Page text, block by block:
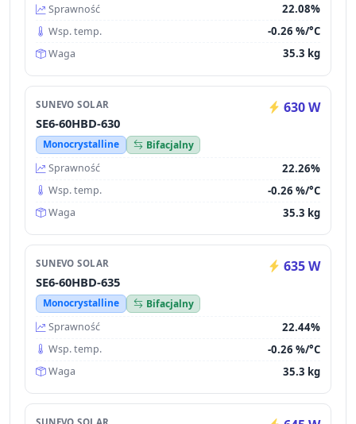
Sprawność
22.08%
Wsp. temp. -0.26 %/°C
Waga 35.3 kg
SUNEVO SOLAR 630 W
SE6-60HBD-630
Monocrystalline
Bifacjalny
Sprawność
22.26%
Wsp. temp. -0.26 %/°C
Waga 35.3 kg
SUNEVO SOLAR 635 W
SE6-60HBD-635
Monocrystalline
Bifacjalny
Sprawność
22.44%
Wsp. temp. -0.26 %/°C
Waga 35.3 kg